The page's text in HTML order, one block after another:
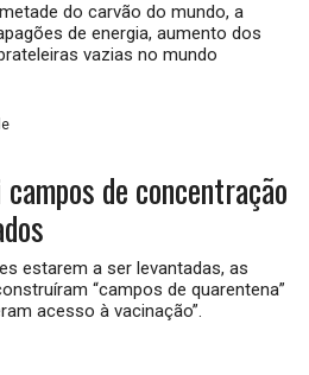
do carvão do mundo, a
de energia, aumento dos
vazias no mundo
de concentração
estarem a ser levantadas, as
“campos de quarentena”
acesso à vacinação”.